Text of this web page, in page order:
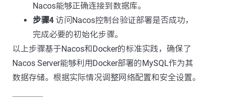
Nacos能够正确连接到数据库。
步骤4 访问Nacos控制台验证部署是否成功，
完成必要的初始化步骤。
以上步骤基于Nacos和Docker的标准实践，确保了
Nacos Server能够利用Docker部署的MySQL作为其
数据存储。根据实际情况调整网络配置和安全设置。
---------------